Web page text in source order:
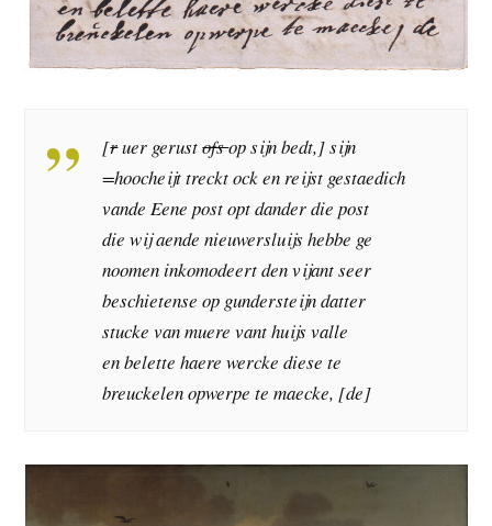
[ruer gerustofsop sijn bedt,] sijn
=hoocheijt treckt ock en reijst gestaedich
vande Eene post opt dander die post
die wij aende nieuwersluijs hebbe ge
noomen inkomodeert den vijant seer
beschietense op gundersteijn datter
stucke van muere vant huijs valle
en belette haere wercke diese te
breuckelen opwerpe te maecke, [de]